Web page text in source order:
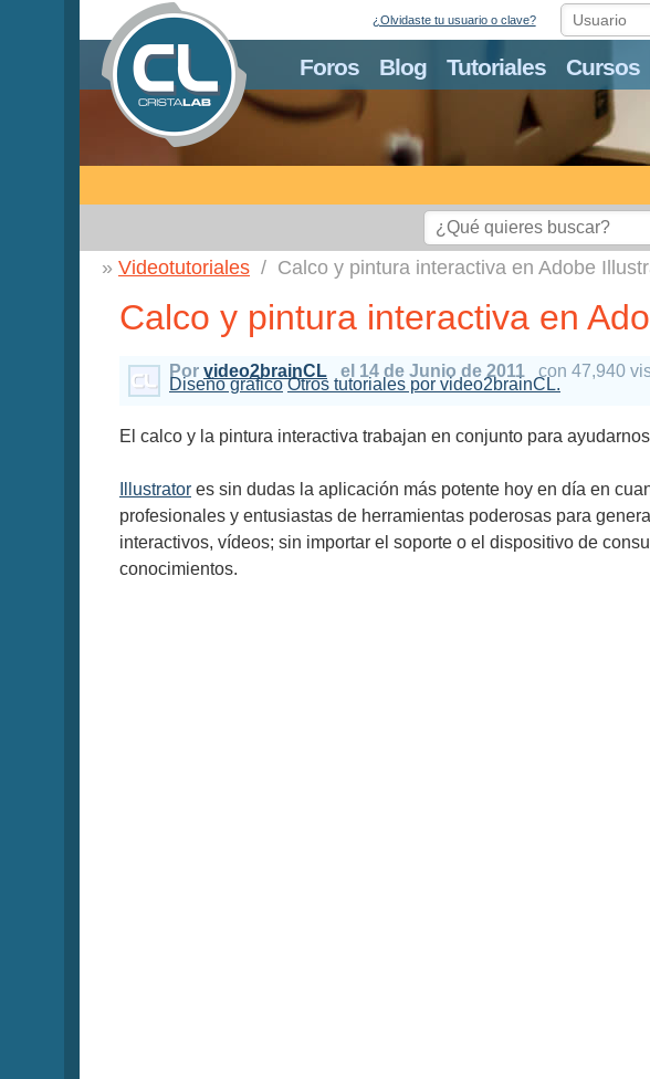
Foros Blog Tutoriales Cursos
¿Olvidaste tu usuario o clave?
Videotutoriales Calco y pintura interactiva en Adobe
Calco y pintura interactiva en
Por video2brainCL el 14 de Junio de 2011 con 47,940
Diseño gráfico Otros tutoriales por video2brainCL.
El calco y la pintura interactiva trabajan en conjunto para
Illustrator es sin dudas la aplicación más potente hoy en día en
profesionales y entusiastas de herramientas poderosas para
interactivos, vídeos; sin importar el soporte o el dispositivo de
conocimientos.